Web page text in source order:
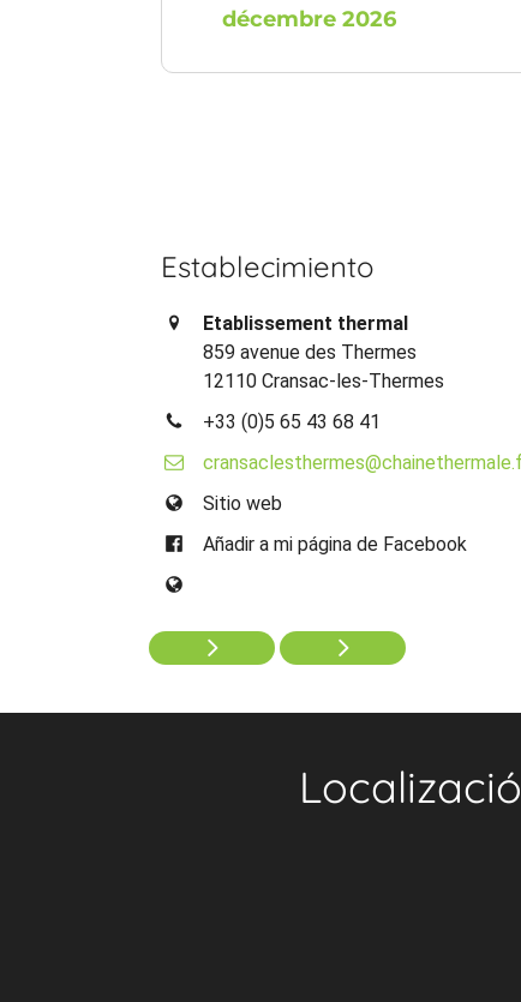
décembre 2026
Establecimiento
Etablissement thermal
859 avenue des Thermes
12110 Cransac-les-Thermes
+33 (0)5 65 43 68 41
Sitio web
Añadir a mi página de Facebook